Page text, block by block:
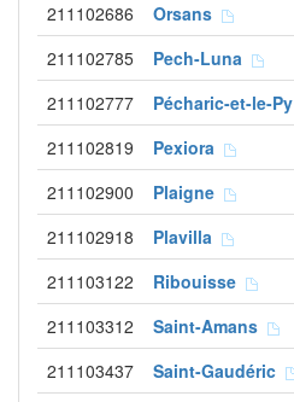
211102686 Orsans
211102785 Pech-Luna
211102777 Pécharic-et-le-Py
211102819 Pexiora
211102900 Plaigne
211102918 Plavilla
211103122 Ribouisse
211103312 Saint-Amans
211103437 Saint-Gaudéric